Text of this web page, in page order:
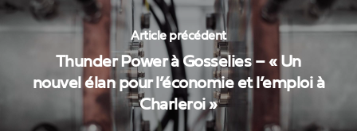
Article précédent
Thunder Power à Gosselies – « Un
nouvel élan pour l’économie et l’emploi à
Charleroi »